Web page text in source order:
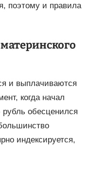
поэтому и правила
и выплачиваются
когда начал
рубль обесценился
индексируется,